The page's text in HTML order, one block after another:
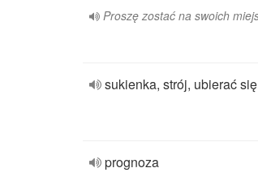
Proszę zostać na swoich
sukienka, strój, ubierać się
prognoza